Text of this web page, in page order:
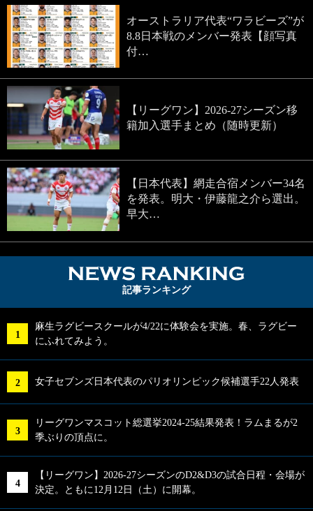
オーストラリア代表“ワラビーズ”が
8.8日本戦のメンバー発表【顔写真
付…
【リーグワン】2026-27シーズン移
籍加入選手まとめ（随時更新）
【日本代表】網走合宿メンバー34名
を発表。明大・伊藤龍之介ら選出。
早大…
記事ランキング
麻生ラグビースクールが4/22に体験会を実施。春、ラグビー
にふれてみよう。
女子セブンズ日本代表のパリオリンピック候補選手22人発表
リーグワンマスコット総選挙2024-25結果発表！ラムまるが2
季ぶりの頂点に。
【リーグワン】2026-27シーズンのD2&D3の試合日程・会場が
決定。ともに12月12日（土）に開幕。